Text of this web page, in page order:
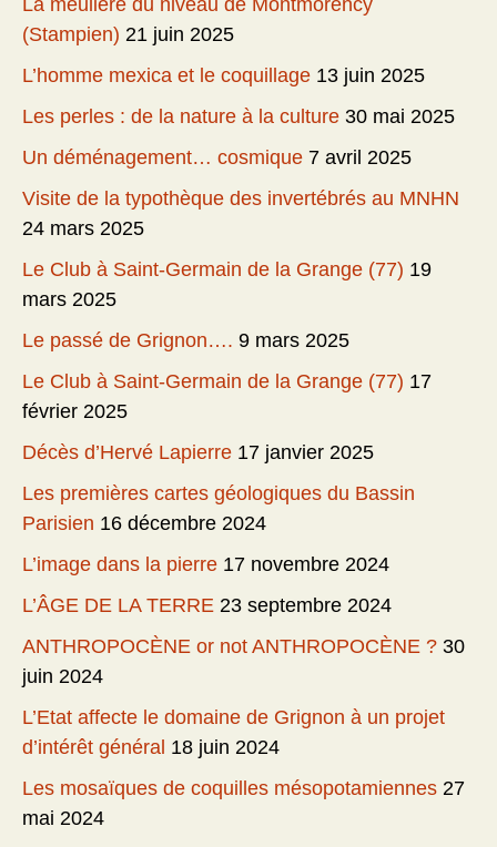
La meulière du niveau de Montmorency
(Stampien) 21 juin 2025
L’homme mexica et le coquillage 13 juin 2025
Les perles : de la nature à la culture 30 mai 2025
Un déménagement… cosmique 7 avril 2025
Visite de la typothèque des invertébrés au MNHN
24 mars 2025
Le Club à Saint-Germain de la Grange (77) 19
mars 2025
Le passé de Grignon…. 9 mars 2025
Le Club à Saint-Germain de la Grange (77) 17
février 2025
Décès d’Hervé Lapierre 17 janvier 2025
Les premières cartes géologiques du Bassin
Parisien 16 décembre 2024
L’image dans la pierre 17 novembre 2024
L’ÂGE DE LA TERRE 23 septembre 2024
ANTHROPOCÈNE or not ANTHROPOCÈNE ? 30
juin 2024
L’Etat affecte le domaine de Grignon à un projet
d’intérêt général 18 juin 2024
Les mosaïques de coquilles mésopotamiennes 27
mai 2024